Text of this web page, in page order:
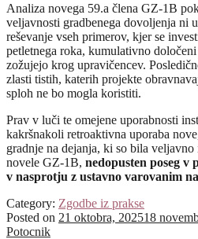
Analiza novega 59.a člena GZ-1B
veljavnosti gradbenega dovoljenja ni
reševanje vseh primerov, kjer se
petletnega roka, kumulativno
zožujejo krog upravičencev.
zlasti tistih, katerih projekte
sploh ne bo mogla koristiti.
Prav v luči te omejene uporabnosti
kakršnakoli retroaktivna uporaba
gradnje na dejanja, ki so bila
novele GZ-1B, nedopusten poseg
v nasprotju z ustavno varovanim
Category: Zgodbe iz prakse
Posted on 21 oktobra, 202518
Potocnik